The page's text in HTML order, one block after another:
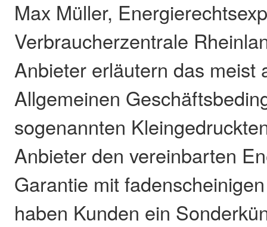
Max Müller,
Verbraucherzentrale
Anbieter erläutern das meist
Allgemeinen
sogenannten
Anbieter den vereinbarten
Garantie mit
haben Kunden ein